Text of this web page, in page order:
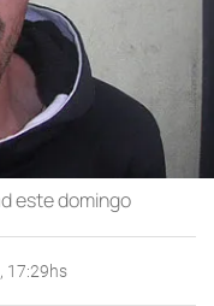
este domingo
17:29hs